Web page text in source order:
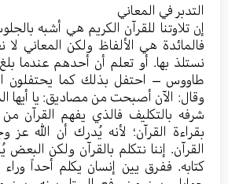
التدبر في المعاني
إن تلاوتنا للقرآن الكريم هي أشبه
فالمائدة هي الألفاظ ولكن المعاني لا
نستلذ بها. أو تعلم أن أحدهم عندما
طاووس – احتفل بذلك كما يحتفلون
وقال: الآن أصبحت من مصاديق: يا أيها
شرفه بالتكليف فالذي يفهم القرآن
بقراءة القرآن؛ لأنه يُدرك أن الله
القرآن. إننا نتكلم بالقرآن ولكن
كتابه. ففرق يين إنسان يكلم أحداً